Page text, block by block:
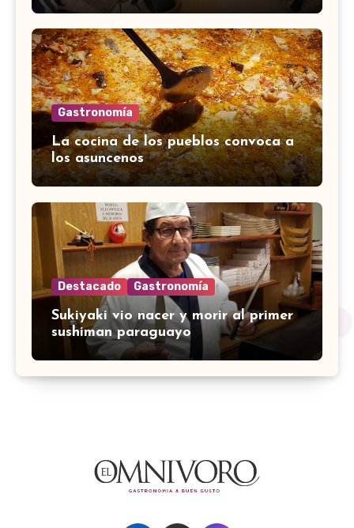
Gastronomía
La cocina de los pueblos convoca a
los asuncenos
Destacado Gastronomía
Sukiyaki vio nacer y morir al primer
sushiman paraguayo